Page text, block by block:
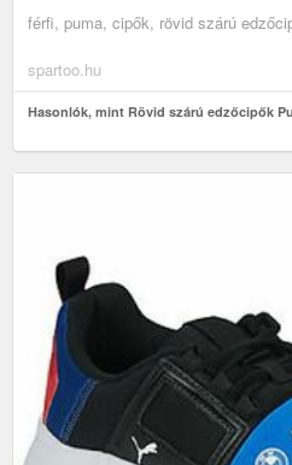
férfi, puma, cipők, rövid szárú
spartoo.hu
Hasonlók, mint Rövid szárú edzőcipők